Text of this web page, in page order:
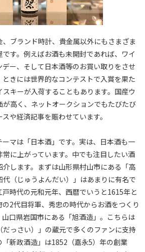
ブランド時計、貴金属以外にもさまざま
す。例えばお酒も未開封であれば、ワイ
ー、そして日本酒等のお買い取りをさせ
きには世界的なコンテストで入賞を果た
スキーが入荷することもあります。国産ウ
高く、ネットオークションでもたびたび
や経済記事を賑わせています。
マは「日本酒」です。実は、日本酒も一
に上がっています。中でも注目したい酒
します。まずは山形県村山市にある「高
（じゅうよんだい）」はあまりに有名で
時代の元和元年、西暦でいうと1615年と
2代目将軍、秀忠の時代からお酒をつくり
口県岩国市にある「旭酒造」。こちらは
っさい）」の蔵元で多くのファンに支持
「新政酒造」は1852（嘉永5）年の創業